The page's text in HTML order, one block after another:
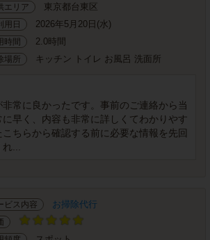
エリア 東京都台東区
用日 2026年5月20日(水)
時間 2.0時間
場所 キッチン トイレ お風呂 洗面所
常に良かったです。事前のご連絡から当
に早く、内容も非常に詳しくてわかりやす
ちらから確認する前に必要な情報を先回
...
ビス内容 お掃除代行